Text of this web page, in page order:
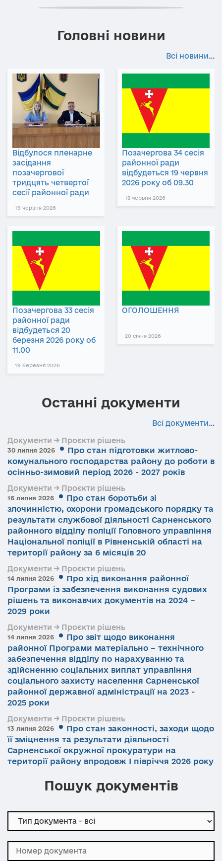
Головні новини
Всі новини...
Відбулося пленарне
засідання
позачергової
тридцять четвертої
сесії районної ради
19 червня 2026
Позачергова 34 сесія
районної ради
відбудеться 19 червня
2026 року об 09.30
18 червня 2026
Позачергова 33 сесія
районної ради
відбудеться 20
березня 2026 року об
11.00
19 березня 2026
ОГОЛОШЕННЯ
20 січня 2026
Останні документи
Всі документи...
Документи → Проєкти рішень
30 липня 2026
Про стан підготовки житлово-
комунального господарства району до роботи в
осінньо-зимовий період 2026 - 2027 років
Документи → Проєкти рішень
16 липня 2026
Про стан боротьби зі
злочинністю, охорони громадського порядку та
результати службової діяльності Сарненського
районного відділу поліції Головного управління
Національної поліції в Рівненській області на
території району за 6 місяців 20
Документи → Проєкти рішень
14 липня 2026
Про хід виконання районної
Програми із забезпечення виконання судових
рішень та виконавчих документів на 2024 –
2029 роки
Документи → Проєкти рішень
14 липня 2026
Про звіт щодо виконання
районної Програми матеріально – технічного
забезпечення відділу по нарахуванню та
здійсненню соціальних виплат управління
соціального захисту населення Сарненської
районної державної адміністрації на 2023 -
2025 роки
Документи → Проєкти рішень
13 липня 2026
Про стан законності, заходи щодо
її зміцнення та результати діяльності
Сарненської окружної прокуратури на
території району впродовж І півріччя 2026 року
Пошук документів